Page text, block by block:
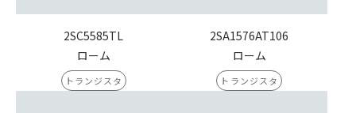
2SC5585TL
ローム
トランジスタ
2SA1576AT106
ローム
トランジスタ